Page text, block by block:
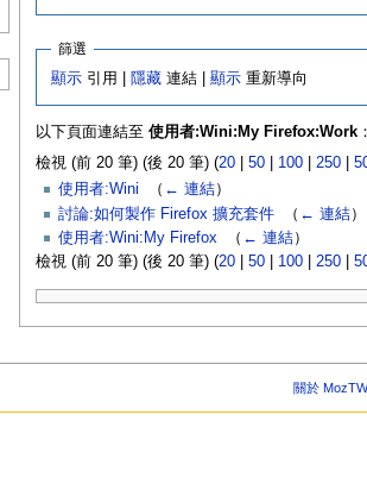
篩選
顯示 引用 | 隱藏 連結 |顯示 重新導向
以下頁面連結至 使用者:Wini:My Firefox:Work
檢視 (前 20 筆) (後 20 筆) (20| 50| 100| 250|
使用者:Wini
（ ← 連結）
討論:如何製作 Firefox 擴充套件‎ （ ← 連結）
使用者:Wini:My Firefox‎ （ ← 連結）
檢視 (前 20 筆) (後 20 筆) (20| 50| 100| 250|
關於